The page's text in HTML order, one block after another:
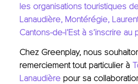
les organisations touristiques
Lanaudière, Montérégie,
Cantons-de-l’Est à s’inscrire au
Chez Greenplay, nous
remerciement tout particulier à
Lanaudière pour sa